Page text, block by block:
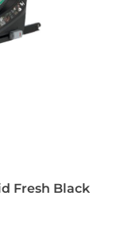
Fresh Black